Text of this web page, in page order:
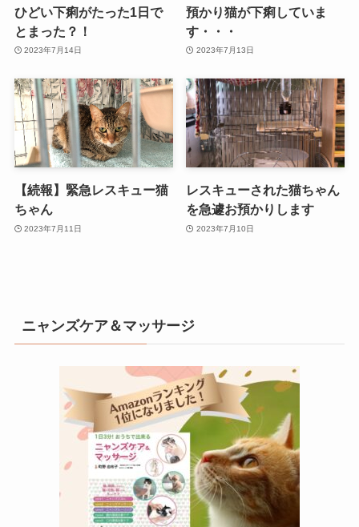
ひどい下痢がたった1日で
とまった？！
2023年7月14日
預かり猫が下痢していま
す・・・
2023年7月13日
【続報】緊急レスキュー猫
ちゃん
2023年7月11日
レスキューされた猫ちゃん
を急遽お預かりします
2023年7月10日
ニャンズケア＆マッサージ